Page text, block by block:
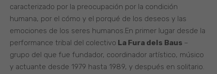
caracterizado por la preocupación por la condición
humana, por el cómo y el porqué de los deseos y las
emociones de los seres humanos.En primer lugar desde la
performance tribal del colectivo La Fura dels Baus –
grupo del que fue fundador, coordinador artístico, músico
y actuante desde 1979 hasta 1989, y después en solitario.